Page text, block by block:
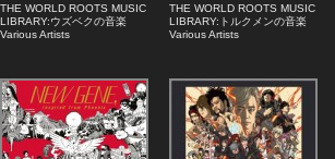
THE WORLD ROOTS MUSIC
LIBRARY:ウズベクの音楽
Various Artists
THE WORLD ROOTS MUSIC
LIBRARY:トルクメンの音楽
Various Artists